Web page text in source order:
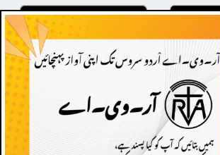
STAY CONNECTED WITH US!